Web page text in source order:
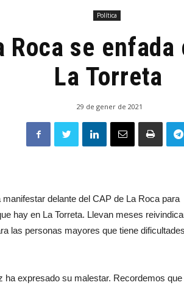
Política
Roca se
La Torreta
29 de gener de 2021
delante del CAP de La Roca para
hay en La Torreta. Llevan meses
las personas mayores que tiene
expresado su malestar. Recordemos que